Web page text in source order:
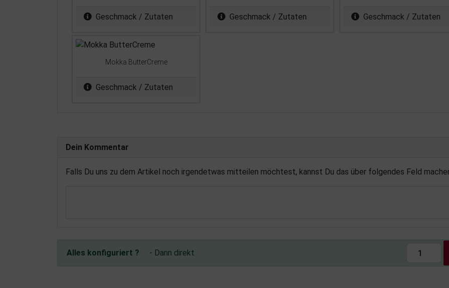
Geschmack / Zutaten Geschmack / Zutaten Geschmack / Zutaten
Mokka ButterCreme
Geschmack / Zutaten
Dein Kommentar
Falls Du uns zu dem Artikel noch irgendetwas mitteilen möchtest, kannst Du das über folgendes Feld
Alles konfiguriert ? - Dann direkt